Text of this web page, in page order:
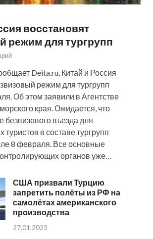
восстановят
режим для тургрупп
Deita.ru, Китай и Россия
режим для тургрупп
Об этом заявили в Агентстве
края. Ожидается, что
безвизового въезда для
туристов в составе тургрупп
8 февраля. Все основные
органов уже…
США призвали Турцию
запретить полёты из РФ на
самолётах американского
производства
27.01.2023